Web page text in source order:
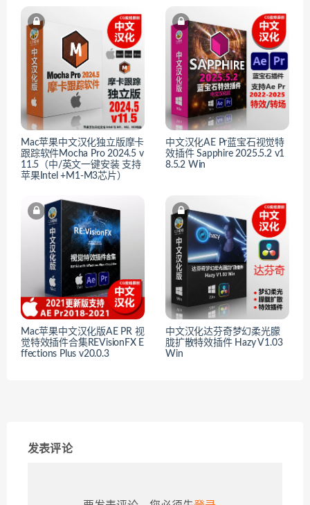
Mac苹果中文汉化独立版摩卡
跟踪软件Mocha Pro 2024.5 v
11.5（中/英文一键安装 支持
苹果Intel +M1-M3芯片）
中文汉化AE Pr蓝宝石视觉特
效插件 Sapphire 2025.5.2 v1
8.5.2 Win
Mac苹果中文汉化版AE PR 视
觉特效插件合集REVisionFX E
ffections Plus v20.0.3
中文汉化达芬奇梦幻柔光朦
胧扩散特效插件 Hazy V1.03
Win
发表评论